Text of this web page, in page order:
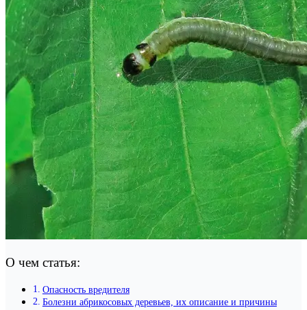
О чем статья:
Опасность вредителя
Болезни абрикосовых деревьев, их описание и причины